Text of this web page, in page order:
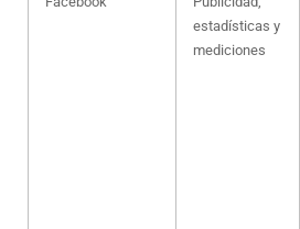
estadísticas y
mediciones